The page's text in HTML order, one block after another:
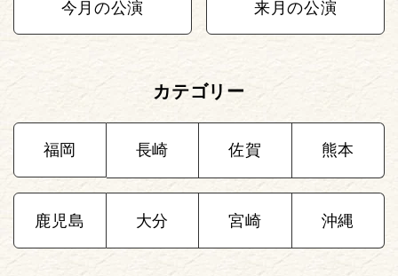
今月の公演 来月の公演
カテゴリー
福岡 長崎 佐賀 熊本
鹿児島 大分 宮崎 沖縄